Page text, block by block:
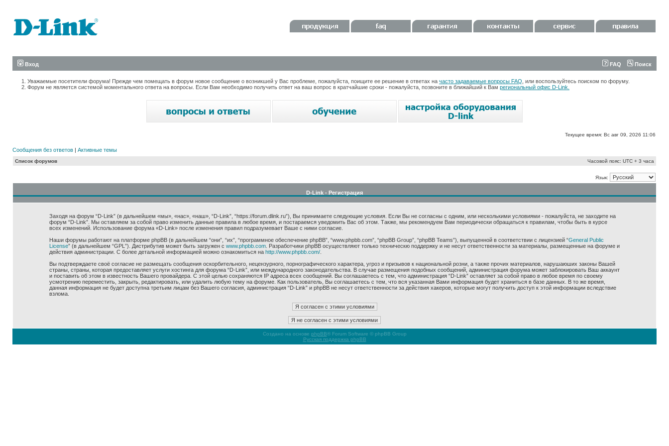
Вход FAQ Поиск
Уважаемые посетители форума! Прежде чем помещать в форум новое сообщение о возникшей у Вас проблеме, пожалуйста, поищите ее решение в ответах на часто задаваемые вопросы FAQ , или воспользуйтесь поиском по форуму.
Форум не является системой моментального ответа на вопросы. Если Вам необходимо получить ответ на ваш вопрос в кратчайшие сроки - пожалуйста, позвоните в ближайший к Вам региональный офис D-Link.
Текущее время: Вс авг 09, 2026 11:06
Сообщения без ответов | Активные темы
Список форумов Часовой пояс: UTC + 3 часа
Язык:
D-Link - Регистрация
Заходя на форум “D-Link” (в дальнейшем «мы», «нас», «наш», “D-Link”, “https://forum.dlink.ru”), Вы принимаете следующие условия. Если Вы не согласны с одним, или несколькими условиями - пожалуйста, не заходите на
форум “D-Link”. Мы оставляем за собой право изменить данные правила в любое время, и постараемся уведомить Вас об этом. Также, мы рекомендуем Вам периодически обращаться к правилам, чтобы быть в курсе
всех изменений. Использование форума «D-Link» после изменения правил подразумевает Ваше с ними согласие.
Наши форумы работают на платформе phpBB (в дальнейшем “они”, “их”, “программное обеспечение phpBB”, “www.phpbb.com”, “phpBB Group”, “phpBB Teams”), выпущенной в соответствии с лицензией “General Public
License” (в дальнейшем “GPL”). Дистрибутив может быть загружен с www.phpbb.com. Разработчики phpBB осуществляют только техническю поддержку и не несут ответственности за материалы, размещенные на форуме и
действия администрации. С более детальной информацией можно ознакомиться на http://www.phpbb.com/.
Вы подтверждаете своё согласие не размещать сообщения оскорбительного, нецензурного, порнографического характера, угроз и призывов к национальной розни, а также прочих материалов, нарушаюших законы Вашей
страны, страны, которая предоставляет услуги хостинга для форума “D-Link”, или международного законодательства. В случае размещения подобных сообщений, администрация форума может заблокировать Ваш аккаунт
и поставить об этом в известность Вашего провайдера. С этой целью сохраняются IP адреса всех сообщений. Вы соглашаетесь с тем, что администрация “D-Link” оставляет за собой право в любое время по своему
усмотрению переместить, закрыть, редактировать, или удалить любую тему на форуме. Как пользователь, Вы соглашаетесь с тем, что вся указанная Вами информация будет храниться в базе данных. В то же время,
данная информация не будет доступна третьим лицам без Вашего согласия, администрация “D-Link” и phpBB не несут ответственности за действия хакеров, которые могут получить доступ к этой информации вследствие
взлома.
Создано на основе phpBB® Forum Software © phpBB Group
Русская поддержка phpBB